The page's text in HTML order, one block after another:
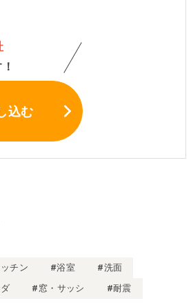
込む
チン #浴室
#洗面
#窓・サッシ
#耐震